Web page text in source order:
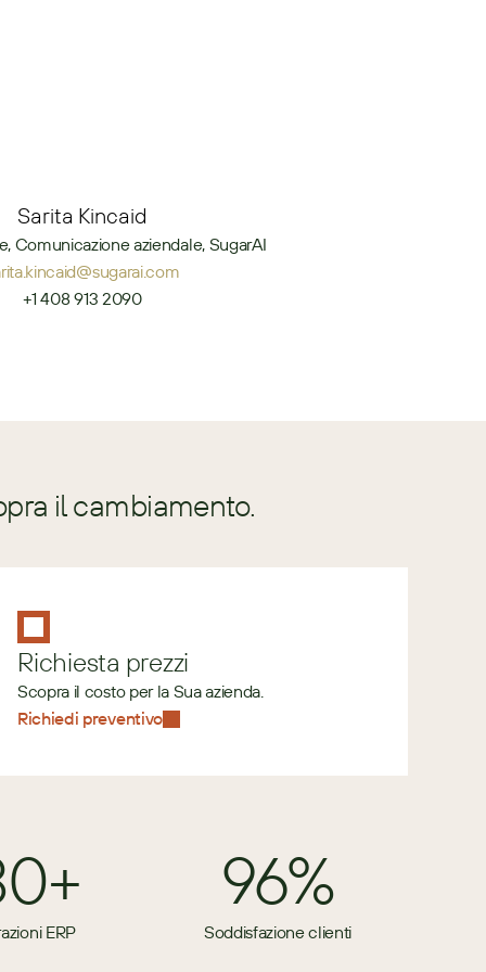
Sarita Kincaid
Comunicazione aziendale, SugarAI
+1 408 913 2090
il cambiamento.
Richiesta prezzi
Scopra il costo per la Sua azienda.
Richiedi preventivo
ERP
96%
Soddisfazione clienti